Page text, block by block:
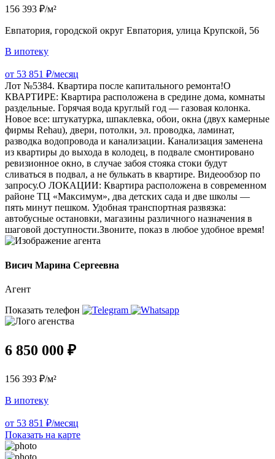
156 393 ₽/м²
Евпатория, городской округ Евпатория, улица Крупской, 56
В ипотеку
от 53 851 ₽/месяц
Лот №5384. Квартира после капитального ремонта!О
КВАРТИРЕ: Квартира расположена в средине дома, комнаты
раздельные. Горячая вода круглый год — газовая колонка.
Новое все: штукатурка, шпаклевка, обои, окна (двух камерные
фирмы Rehau), двери, потолки, эл. проводка, ламинат,
разводка водопровода и канализации. Канализация заменена
из квартиры до выхода в колодец, в подвале смонтировано
ревизионное окно, в случае забоя стояка стоки будут
сливаться в подвал, а не булькать в квартире. Видеообзор по
запросу.О ЛОКАЦИИ: Квартира расположена в современном
районе ТЦ «Maкcимум», два детских сада и две школы —
пять минут пешком. Удобная транспортная развязка:
автобусные остановки, магазины различного назначения в
шаговой доступности.Звоните, показ в любое удобное время!
Висич Марина Сергеевна
Агент
Показать телефон
6 850 000 ₽
156 393 ₽/м²
В ипотеку
от 53 851 ₽/месяц
Показать на карте